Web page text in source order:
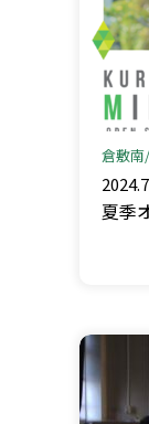
倉敷南
夏季